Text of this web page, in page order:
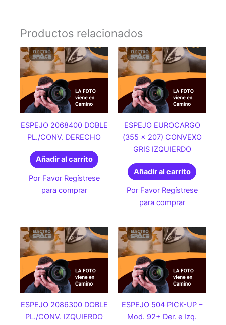
Productos relacionados
ESPEJO 2068400 DOBLE
PL./CONV. DERECHO
Añadir al carrito
Por Favor Regístrese
para comprar
ESPEJO EUROCARGO
(355 x 207) CONVEXO
GRIS IZQUIERDO
Añadir al carrito
Por Favor Regístrese
para comprar
ESPEJO 2086300 DOBLE
PL./CONV. IZQUIERDO
ESPEJO 504 PICK-UP –
Mod. 92+ Der. e Izq.